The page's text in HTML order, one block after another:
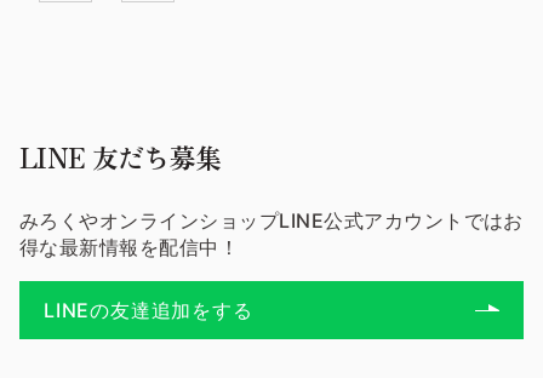
LINE 友だち募集
みろくやオンラインショップLINE公式アカウントではお
得な最新情報を配信中！
LINEの友達追加をする